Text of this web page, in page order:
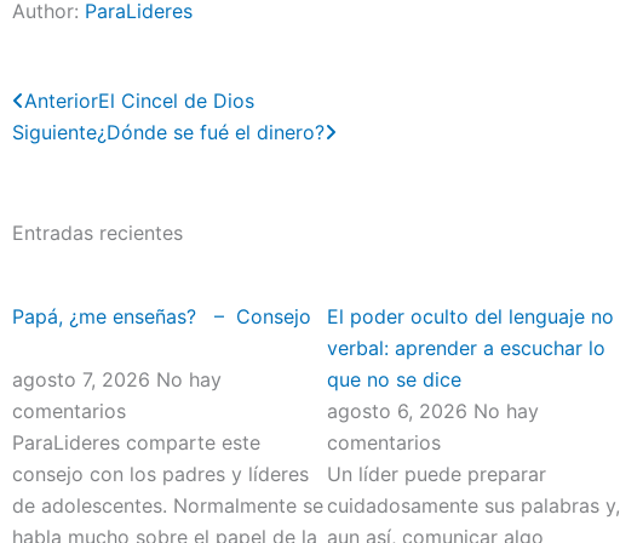
Author: ParaLideres
Previo
AnteriorEl Cincel de Dios
Siguiente¿Dónde se fué el dinero?
Entradas recientes
Papá, ¿me enseñas? – Consejo
agosto 7, 2026 No hay
comentarios
ParaLideres comparte este
consejo con los padres y líderes
de adolescentes. Normalmente se
habla mucho sobre el papel de la
El poder oculto del lenguaje no
verbal: aprender a escuchar lo
que no se dice
agosto 6, 2026 No hay
comentarios
Un líder puede preparar
cuidadosamente sus palabras y,
aun así, comunicar algo